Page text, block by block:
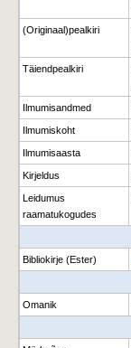
(Originaal)pealkiri
Täiendpealkiri
Ilmumisandmed
Ilmumiskoht
Ilmumisaasta
Kirjeldus
Leidumus
raamatukogudes
Bibliokirje (Ester)
Omanik